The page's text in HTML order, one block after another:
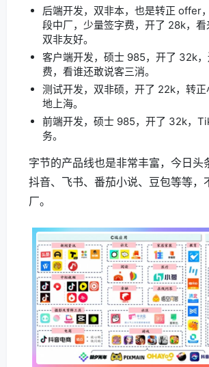
后端开发，双非本，也是转正 offer
段中厂，少量签字费，开了 28k，
双非友好。
客户端开发，硕士 985，开了 32k
费，看谁还敢说客三消。
测试开发，双非硕，开了 22k，转
地上海。
前端开发，硕士 985，开了 32k，
务。
字节的产品线也是非常丰富，今日头
抖音、飞书、番茄小说、豆包等等，
厂。